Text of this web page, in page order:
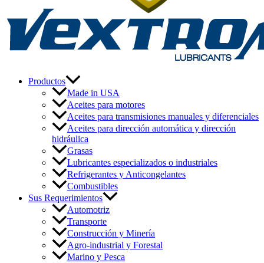
Productos
Made in USA
Aceites para motores
Aceites para transmisiones manuales y diferenciales
Aceites para dirección automática y dirección
hidráulica
Grasas
Lubricantes especializados o industriales
Refrigerantes y Anticongelantes
Combustibles
Sus Requerimientos
Automotriz
Transporte
Construcción y Minería
Agro-industrial y Forestal
Marino y Pesca